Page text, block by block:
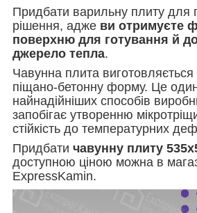
Придбати варильну плиту для
рішення, адже ви отримуєте
поверхню для готування й
джерело тепла.
Чавунна плита
піщано-бетонну форму. Це один
найнадійніших способів
запобігає утворенню
стійкість до температурних
Придбати чавунну плиту
доступною ціною можна в
ExpressKamin.